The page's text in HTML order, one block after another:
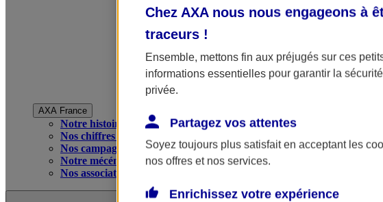
AXA France
Notre histoire
Nos chiffres clés
Nos campagnes publicitaires
Notre mécénat
Nos associations
Chez AXA nous nous engageons à
traceurs !
Ensemble, mettons fin aux préjugés sur ces
informations essentielles pour garantir la
privée.
Partagez vos attentes
Soyez toujours plus satisfait en acceptant les
nos offres et nos services.
Enrichissez votre expérience